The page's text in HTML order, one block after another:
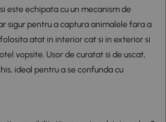
este echipata cu un mecanism de
sigur pentru a captura animalele fara a
atat in interior cat si in exterior si
vopsite. Usor de curatat si de uscat,
ideal pentru a se confunda cu